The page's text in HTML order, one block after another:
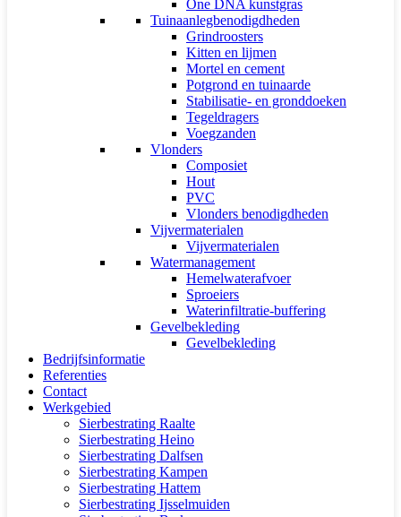
One DNA kunstgras
Tuinaanlegbenodigdheden
Grindroosters
Kitten en lijmen
Mortel en cement
Potgrond en tuinaarde
Stabilisatie- en gronddoeken
Tegeldragers
Voegzanden
Vlonders
Composiet
Hout
PVC
Vlonders benodigdheden
Vijvermaterialen
Vijvermaterialen
Watermanagement
Hemelwaterafvoer
Sproeiers
Waterinfiltratie-buffering
Gevelbekleding
Gevelbekleding
Bedrijfsinformatie
Referenties
Contact
Werkgebied
Sierbestrating Raalte
Sierbestrating Heino
Sierbestrating Dalfsen
Sierbestrating Kampen
Sierbestrating Hattem
Sierbestrating Ijsselmuiden